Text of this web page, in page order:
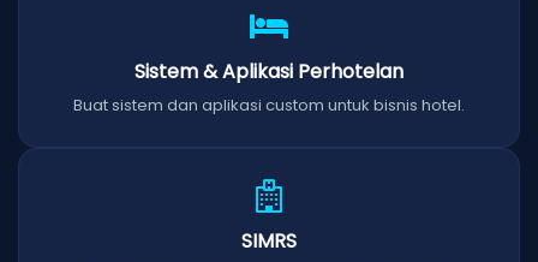
Sistem & Aplikasi Perhotelan
Buat sistem dan aplikasi custom untuk bisnis hotel.
SIMRS